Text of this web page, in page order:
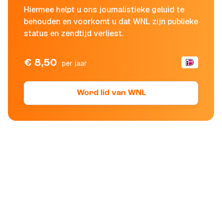
Hiermee helpt u ons journalistieke geluid te
behouden en voorkomt u dat WNL zijn publieke
status en zendtijd verliest.
€ 8,50 per jaar
Word lid van WNL